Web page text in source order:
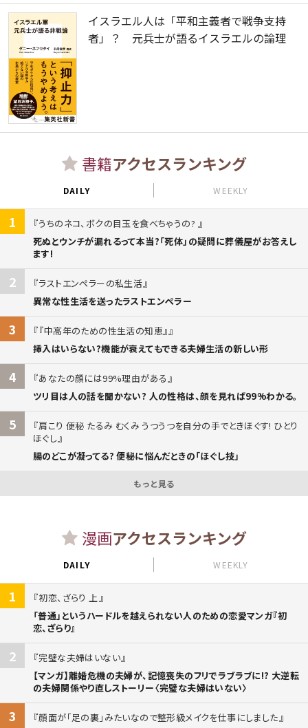
イスラエル人は「平和主義者で戦争支持
者」？ 元兵士が語るイスラエルの論理
書籍アクセスランキング
DAILY WEEKLY
1
うちのネコ、ボクの目玉を食べちゃうの?
死ぬとウンチが漏れるって本当?「死体」の疑問に葬儀屋がお答えし
ます!
2
ラストエンペラーの私生活
異常な性生活を送ったラストエンペラー
3
『中高年のための性生活の知恵』
挿入はいらない?機能が衰えてもできる夫婦生活の新しい形
4
あなたの顔には99%理由がある
ツリ目は人の話を聞かない? 人の性格は、顔を見れば99%わかる。
5
肩こり 便秘 たるみ むくみ うつうつを自分の手でときほぐす! ひとり
ほぐし
腸のどこが凝ってる? 便秘に悩んだときの「ほぐし技」
もっと見る
漫画アクセスランキング
DAILY WEEKLY
1
初恋、ざらり 上
「普通」というハードルを越えられない人のための恋愛マンガ『初
恋、ざらり』
2
完璧な夫婦はいない
【マンガ】離婚危機の夫婦が、記憶喪失のフリでラブラブに!? 大逆転
の夫婦関係やり直しストーリー〈完璧な夫婦はいない〉
3
顔面が「足の裏」みたいなので整形級メイクを仕事にしました